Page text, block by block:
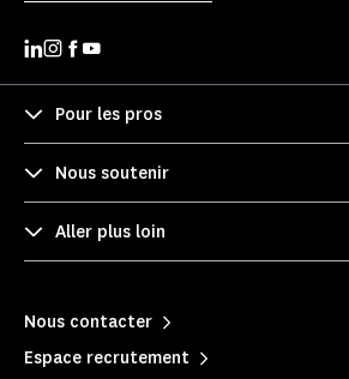
Pour les pros
Nous soutenir
Aller plus loin
Nous contacter
Espace recrutement